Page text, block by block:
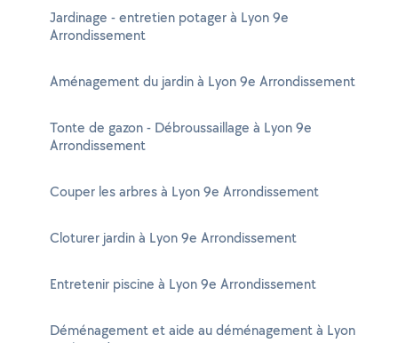
Jardinage - entretien potager à Lyon 9e
Arrondissement
Aménagement du jardin à Lyon 9e Arrondissement
Tonte de gazon - Débroussaillage à Lyon 9e
Arrondissement
Couper les arbres à Lyon 9e Arrondissement
Cloturer jardin à Lyon 9e Arrondissement
Entretenir piscine à Lyon 9e Arrondissement
Déménagement et aide au déménagement à Lyon